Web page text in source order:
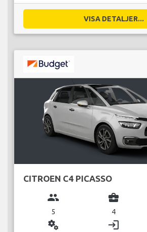
VISA DETALJER...
CITROEN C4 PICASSO
group
5
business_center
4
miscellaneous_services login